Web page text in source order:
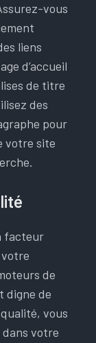
vous
liens
d’accueil
de titre
des
pour
votre site
facteur
de
digne de
vous
votre